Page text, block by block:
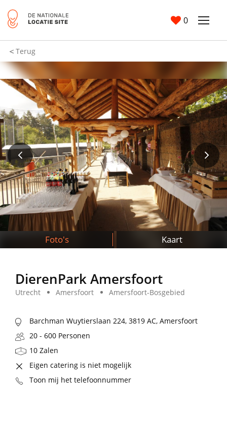
0
Terug
Foto's Kaart
DierenPark Amersfoort
Utrecht Amersfoort Amersfoort-Bosgebied
Barchman Wuytierslaan 224, 3819 AC, Amersfoort
20 - 600 Personen
10 Zalen
Eigen catering is niet mogelijk
Toon mij het telefoonnummer